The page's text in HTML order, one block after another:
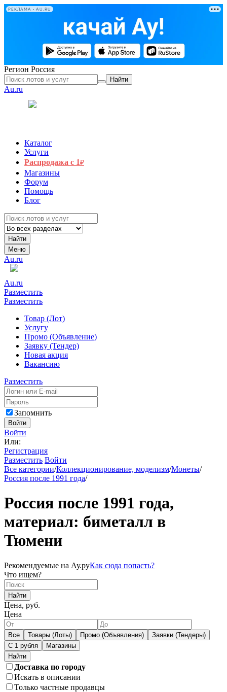
РЕКЛАМА • AU.RU
Регион Россия
Найти
Au.ru
Каталог
Услуги
Распродажа с 1₽
Магазины
Форум
Помощь
Блог
Найти
Меню
Au.ru
Au.ru
Разместить
Разместить
Товар (Лот)
Услугу
Промо (Объявление)
Заявку (Тендер)
Новая акция
Вакансию
Разместить
Запомнить
Войти
Войти
Или:
Регистрация
Разместить Войти
Все категории/Коллекционирование, моделизм/Монеты/
Россия после 1991 года/
Россия после 1991 года,
материал: биметалл в
Тюмени
Рекомендуемые на Ау.руКак сюда попасть?
Что ищем?
Найти
Цена, руб.
Цена
Все Товары (Лоты) Промо (Объявления)
Заявки (Тендеры)
С 1 рубля
Магазины
Доставка по городу
Искать в описании
Только частные продавцы